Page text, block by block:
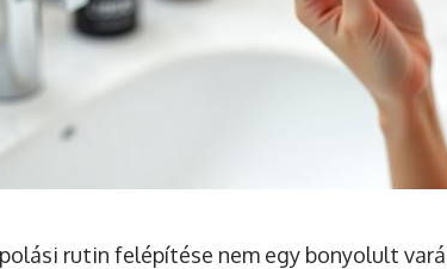
rutin felépítése nem egy bonyolult